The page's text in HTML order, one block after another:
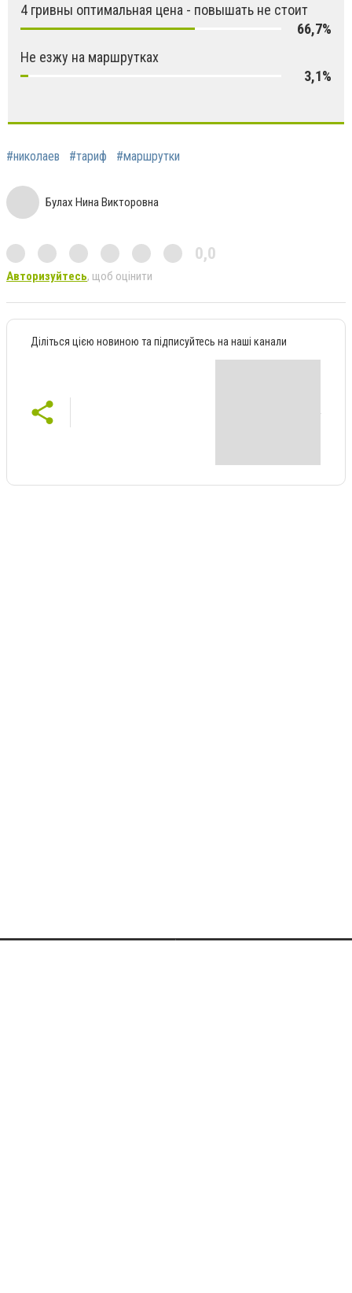
4 гривны оптимальная цена - повышать не стоит
66,7%
Не езжу на маршрутках
3,1%
#николаев #тариф #маршрутки
Булах Нина Викторовна
0,0
Авторизуйтесь, щоб оцінити
Діліться цією новиною та підписуйтесь на наші канали